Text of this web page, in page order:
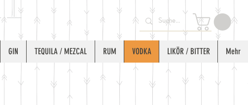
GIN TEQUILA / MEZCAL RUM VODKA LIKÖR / BITTER Mehr